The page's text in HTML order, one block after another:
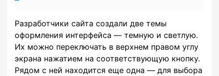
Разработчики сайта создали две темы
оформления интерфейса — темную и светлую.
Их можно переключать в верхнем правом углу
экрана нажатием на соответствующую кнопку.
Рядом с ней находится еще одна — для выбора